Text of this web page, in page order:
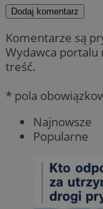
Dodaj komentarz
Komentarze są
Wydawca portalu
treść.
* pola
Najnowsze
Popularne